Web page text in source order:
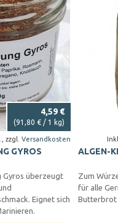
4,59 €
zzgl. Versandkosten
(91,80 € / 1 kg)
GYROS
Gyros überzeugt
Eignet sich
ALGEN-
Zum
für alle
Butterbrot